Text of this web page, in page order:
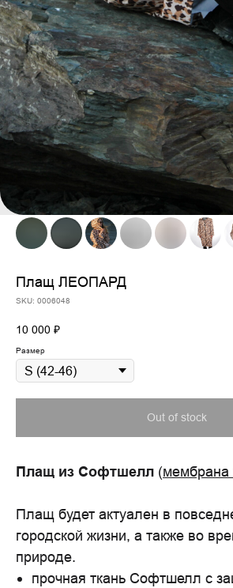
Плащ ЛЕОПАРД
SKU: 0006048
10 000 ₽
Размер
Out of stock
Плащ из Софтшелл (мембрана
Плащ будет актуален в
городской жизни, а также во
природе.
прочная ткань Софтшелл с